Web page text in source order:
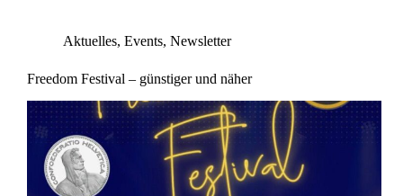
Aktuelles, Events, Newsletter
Freedom Festival – günstiger und näher